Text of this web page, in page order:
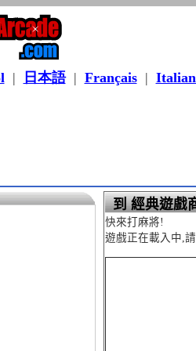
| 日本語| Français|
到 經典遊戲
快來打麻將!
遊戲正在載入中,